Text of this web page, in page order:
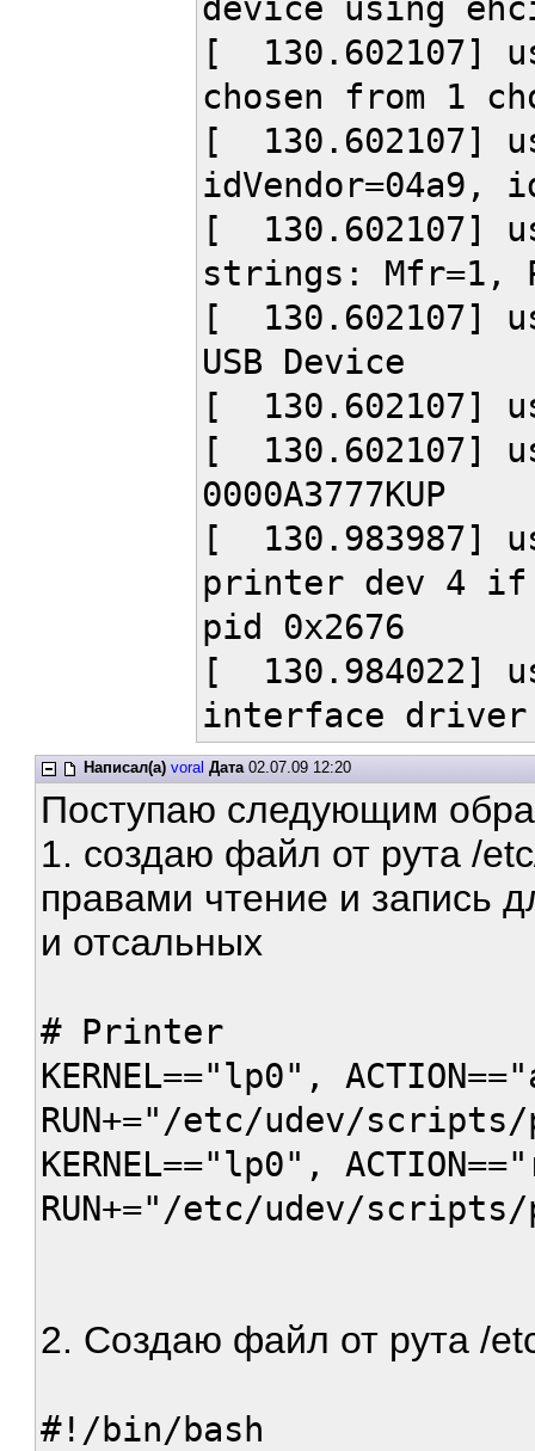
device using
[ 130.602107]
chosen from 1
[ 130.602107]
idVendor=04a9,
[ 130.602107]
strings: Mfr=1,
[ 130.602107]
USB Device
[ 130.602107]
[ 130.602107]
0000A3777KUP
[ 130.983987]
printer dev 4 if
pid 0x2676
[ 130.984022]
interface driver
Написал(а) voral Дата02.07.09 12:20
Поступаю следующим
1. создаю файл от рута /
правами чтение и запись
и отсальных
# Printer
KERNEL=="lp0",
RUN+="/etc/udev/
KERNEL=="lp0",
RUN+="/etc/udev/
2. Создаю файл от рута /
#!/bin/bash